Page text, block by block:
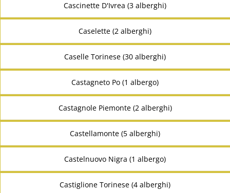
Cascinette D'Ivrea (3 alberghi)
Caselette (2 alberghi)
Caselle Torinese (30 alberghi)
Castagneto Po (1 albergo)
Castagnole Piemonte (2 alberghi)
Castellamonte (5 alberghi)
Castelnuovo Nigra (1 albergo)
Castiglione Torinese (4 alberghi)